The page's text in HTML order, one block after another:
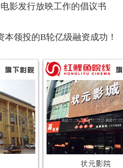
影发行放映工作的倡议书
领投的B轮亿级融资成功！